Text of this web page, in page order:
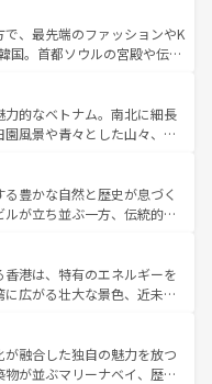
イ情報
ほしい。
ており、サーフィンやダイ
トドア好きにはたまらな
力を存分に味わいつくそ
台湾東部など、都市の喧騒
、訪れる人に新しい発見と
、奥深い台湾の食文化も魅
ど、バラエティ豊かな料理
の台湾情報は コンテンツ一覧を参
、最先端のファッションやK
国。首都ソウルの宮殿や伝統
々の自然美を楽しむことが
、絶品のストリートフード
っている。夜には、韓国な
多彩な魅力を心ゆくまで味
い。 なお、新着の韓国情報はコンテンツ一
的なベトナム。南北に細長
風景や青々とした山々、世
。ハノイの古い町並みやホ
の建物も、独特の雰囲気を
ティの豊かさとおいしさで
トナムコーヒーなどは、ぜ
を訪れてもあたたかい人々
きっと忘れられない旅にな
豊かな自然と歴史が息づく
が立ち並ぶ一方、伝統的な
はチェンマイなどの山岳地
プーケットやクラビの美し
むことができる。タイ料理
どの季節にも異なる楽しみ
イの人々、仏教を中心とし
が、訪れる旅人を魅了し続
港は、特有のエネルギーを
広がる壮大な景色、近未来
ず。観光スポットが密集し
れるのも魅力。息をのむよ
、香港を存分に楽しみ尽く
融合した独自の魅力を放つ
が並ぶマリーナベイ、歴史